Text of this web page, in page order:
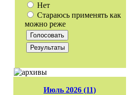
Нет
Стараюсь применять как
можно реже
Июль 2026 (11)